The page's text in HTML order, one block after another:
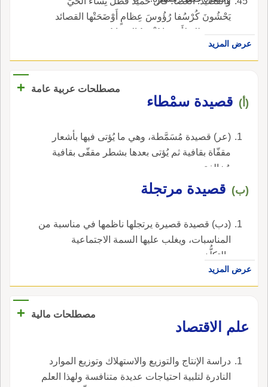
يَحْشُونَ كُرْسُفا رُؤُوسَ عِظامٍ أَوْضَحَتْها القصائد
سمي بذلك لأَنه بها يُقْصَدُ الإِنسانُ وهي تَهدِيهِ وتَو
مُّه، كقو الأَعشى إِذا كانَ هادِي الفَتى في البِل دِ
صَدْرَ القناةِ، أَطاعَ الأَمِير والقَصَدُ: العَوْسَجُ، يَمانِيةٌ.
عرض المزيد
مصطلحات عربية عامة +
(أ) قصيدة سمْطاء
(عر) قصيدة مُسَمَّطة، وهي ما يُؤتى فيها بأشعار
مقفّاة بقافية ثم يُؤتى بعدها بشطر مقفّى بقافية
مُخالفة.
(ب) قصيدة مرتجلة
(دب) قصيدة قصيرة يرتجلها ناظمها في مناسبة من
المناسبات، ويغلب عليها السمة الاجتماعية
والتكلُّف.
عرض المزيد
مصطلحات مالية
+
علم الاقتصاد
دراسة الإنتاج والتوزيع والاستهلاك وتوزيع الموارد
النادرة لتلبية احتياجات عديدة متنافسة ولهذا العلم